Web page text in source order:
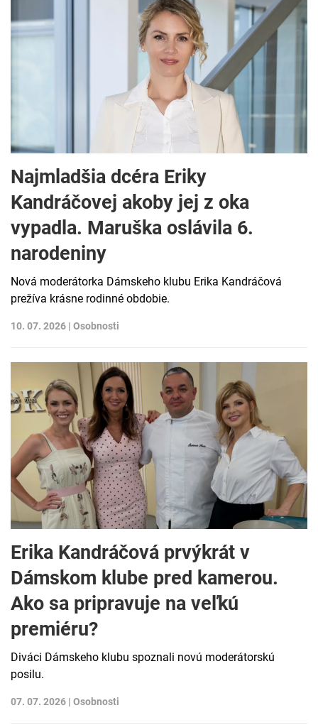
Najmladšia dcéra Eriky
Kandráčovej akoby jej z oka
vypadla. Maruška oslávila 6.
narodeniny
Nová moderátorka Dámskeho klubu Erika Kandráčová
prežíva krásne rodinné obdobie.
10. 07. 2026 | Osobnosti
Erika Kandráčová prvýkrát v
Dámskom klube pred kamerou.
Ako sa pripravuje na veľkú
premiéru?
Diváci Dámskeho klubu spoznali novú moderátorskú
posilu.
07. 07. 2026 | Osobnosti